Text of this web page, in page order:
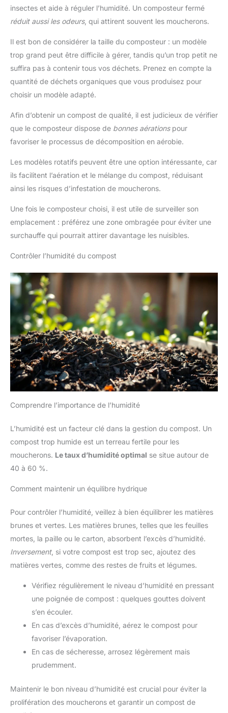
insectes et aide à réguler l’humidité. Un composteur fermé
réduit aussi les odeurs, qui attirent souvent les moucherons.
Il est bon de considérer la taille du composteur : un modèle
trop grand peut être difficile à gérer, tandis qu’un trop petit ne
suffira pas à contenir tous vos déchets. Prenez en compte la
quantité de déchets organiques que vous produisez pour
choisir un modèle adapté.
Afin d’obtenir un compost de qualité, il est judicieux de vérifier
que le composteur dispose de bonnes aérationspour
favoriser le processus de décomposition en aérobie.
Les modèles rotatifs peuvent être une option intéressante, car
ils facilitent l’aération et le mélange du compost, réduisant
ainsi les risques d’infestation de moucherons.
Une fois le composteur choisi, il est utile de surveiller son
emplacement : préférez une zone ombragée pour éviter une
surchauffe qui pourrait attirer davantage les nuisibles.
Contrôler l’humidité du compost
Comprendre l’importance de l’humidité
L’humidité est un facteur clé dans la gestion du compost. Un
compost trop humide est un terreau fertile pour les
moucherons. Le taux d’humidité optimal se situe autour de
40 à 60 %.
Comment maintenir un équilibre hydrique
Pour contrôler l’humidité, veillez à bien équilibrer les matières
brunes et vertes. Les matières brunes, telles que les feuilles
mortes, la paille ou le carton, absorbent l’excès d’humidité.
Inversement, si votre compost est trop sec, ajoutez des
matières vertes, comme des restes de fruits et légumes.
Vérifiez régulièrement le niveau d’humidité en pressant
une poignée de compost : quelques gouttes doivent
s’en écouler.
En cas d’excès d’humidité, aérez le compost pour
favoriser l’évaporation.
En cas de sécheresse, arrosez légèrement mais
prudemment.
Maintenir le bon niveau d’humidité est crucial pour éviter la
prolifération des moucherons et garantir un compost de